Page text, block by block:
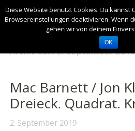
Archiv von:2. September 2019
Mac Barnett / Jon
Dreieck. Quadrat.
2. September 2019
Diese Website benutzt Cookies. Du kannst
Browsereinstellungen deaktivieren. Wenn
gehen wir von deinem
OK